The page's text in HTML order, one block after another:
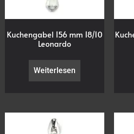
Kuchengabel 156 mm 18/10
Leonardo
Weiterlesen